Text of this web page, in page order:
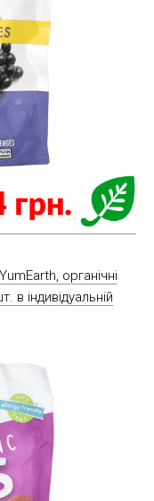
органічні
в індивідуальній